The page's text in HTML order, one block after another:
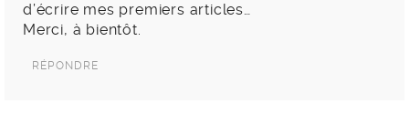
d’écrire mes premiers articles…
Merci, à bientôt.
RÉPONDRE